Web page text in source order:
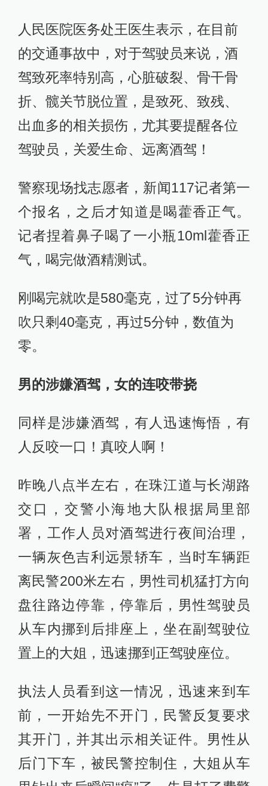
人民医院医务处王医生表示，在目前
的交通事故中，对于驾驶员来说，酒
驾致死率特别高，心脏破裂、骨干骨
折、髋关节脱位置，是致死、致残、
出血多的相关损伤，尤其要提醒各位
驾驶员，关爱生命、远离酒驾！
警察现场找志愿者，新闻117记者第一
个报名，之后才知道是喝藿香正气。
记者捏着鼻子喝了一小瓶10ml藿香正
气，喝完做酒精测试。
刚喝完就吹是580毫克，过了5分钟再
吹只剩40毫克，再过5分钟，数值为
零。
男的涉嫌酒驾，女的连咬带挠
同样是涉嫌酒驾，有人迅速悔悟，有
人反咬一口！真咬人啊！
昨晚八点半左右，在珠江道与长湖路
交口，交警小海地大队根据局里部
署，工作人员对酒驾进行夜间治理，
一辆灰色吉利远景轿车，当时车辆距
离民警200米左右，男性司机猛打方向
盘往路边停靠，停靠后，男性驾驶员
从车内挪到后排座上，坐在副驾驶位
置上的大姐，迅速挪到正驾驶座位。
执法人员看到这一情况，迅速来到车
前，一开始先不开门，民警反复要求
其开门，并其出示相关证件。男性从
后门下车，被民警控制住，大姐从车